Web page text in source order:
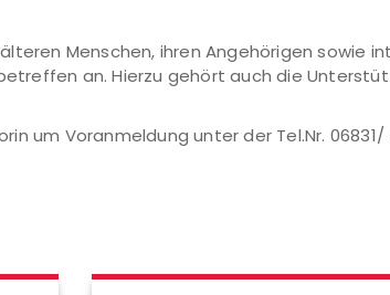
Menschen, ihren Angehörigen sowie
an. Hierzu gehört auch die
um Voranmeldung unter der Tel.Nr.